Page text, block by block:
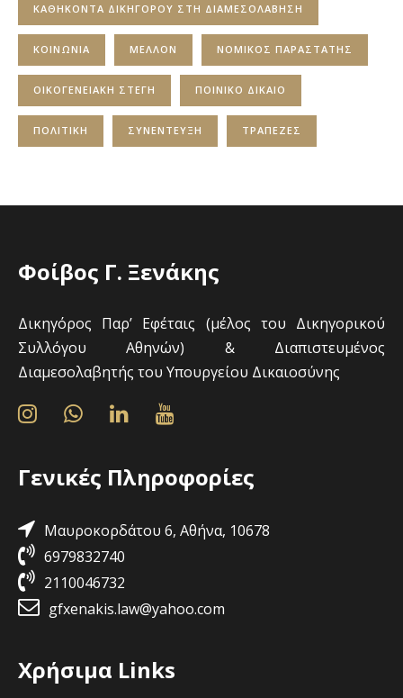
ΚΑΘΗΚΟΝΤΑ ΔΙΚΗΓΟΡΟΥ ΣΤΗ ΔΙΑΜΕΣΟΛΑΒΗΣΗ
ΚΟΙΝΩΝΙΑ ΜΕΛΛΟΝ ΝΟΜΙΚΟΣ ΠΑΡΑΣΤΑΤΗΣ
ΟΙΚΟΓΕΝΕΙΑΚΗ ΣΤΕΓΗ ΠΟΙΝΙΚΟ ΔΙΚΑΙΟ
ΠΟΛΙΤΙΚΗ ΣΥΝΕΝΤΕΥΞΗ ΤΡΑΠΕΖΕΣ
Φοίβος Γ. Ξενάκης
Δικηγόρος Παρ’ Εφέταις (μέλος του Δικηγορικού
Συλλόγου Αθηνών) & Διαπιστευμένος
Διαμεσολαβητής του Υπουργείου Δικαιοσύνης
Γενικές Πληροφορίες
Μαυροκορδάτου 6, Αθήνα, 10678
6979832740
2110046732
gfxenakis.law@yahoo.com
Χρήσιμα Links